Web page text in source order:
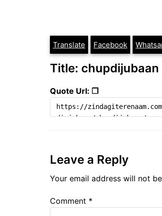
Translate Facebook
Title: chupdijubaan
Quote Url: ❐
Leave a Reply
Your email address will not
Comment *